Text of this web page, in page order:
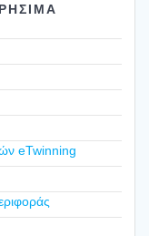
eTwinning